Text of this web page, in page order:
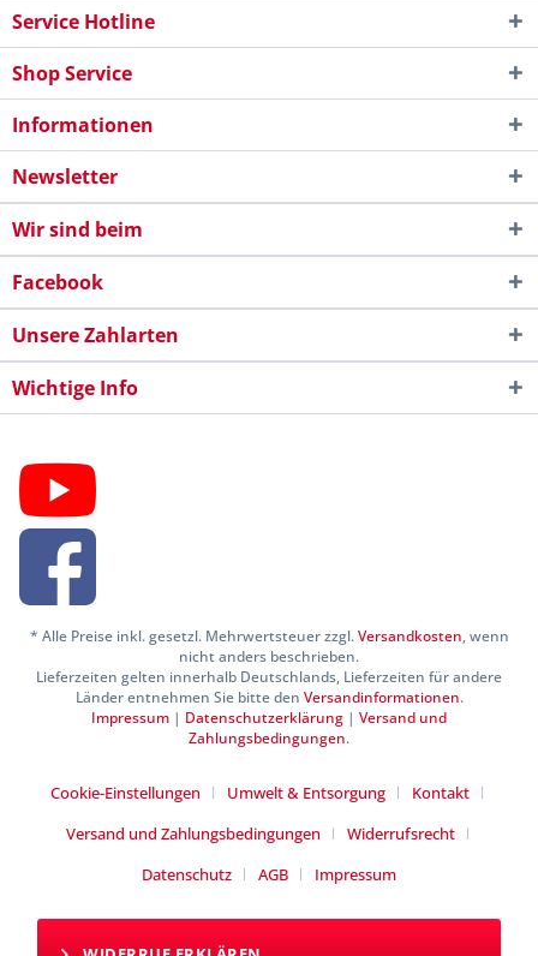
Service Hotline
Shop Service
Informationen
Newsletter
Wir sind beim
Facebook
Unsere Zahlarten
Wichtige Info
* Alle Preise inkl. gesetzl. Mehrwertsteuer zzgl.Versandkosten, wenn
nicht anders beschrieben.
Lieferzeiten gelten innerhalb Deutschlands, Lieferzeiten für andere
Länder entnehmen Sie bitte den Versandinformationen.
Impressum | Datenschutzerklärung | Versand und
Zahlungsbedingungen.
Cookie-Einstellungen Umwelt & Entsorgung
Kontakt
Versand und Zahlungsbedingungen
Widerrufsrecht
Datenschutz
AGB Impressum